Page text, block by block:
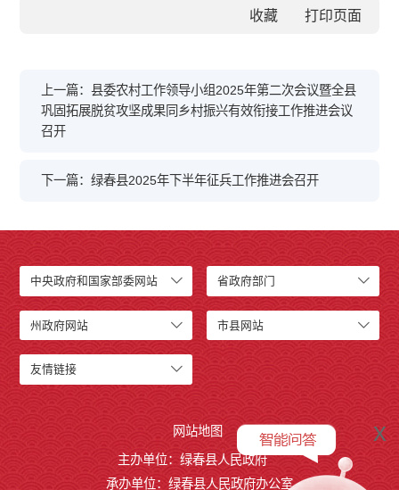
收藏
上一篇：县委农村工作领导小组2025年第二次会议暨全县
巩固拓展脱贫攻坚成果同乡村振兴有效衔接工作推进会议
召开
下一篇：绿春县2025年下半年征兵工作推进会召开
中央政府和国家部委网站 省政府部门
州政府网站 市县网站
友情链接
x
网站地图
主办单位：绿春县人民政府
承办单位：绿春县人民政府办公室